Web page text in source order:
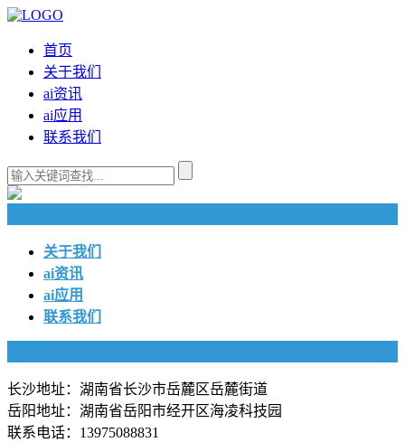
首页
关于我们
ai资讯
ai应用
联系我们
关于我们
ai资讯
ai应用
联系我们
长沙地址：湖南省长沙市岳麓区岳麓街道
岳阳地址：湖南省岳阳市经开区海凌科技园
联系电话：13975088831